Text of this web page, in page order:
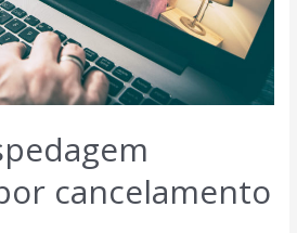
cancelamento